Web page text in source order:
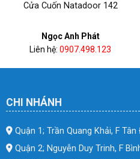
Cửa Cuốn Natadoor 142
Ngọc Anh Phát
Liên hệ: 0907.498.123
CHI NHÁNH
Quận 1; Trần Quang Khải, F Tân
Quận 2; Nguyễn Duy Trinh, F